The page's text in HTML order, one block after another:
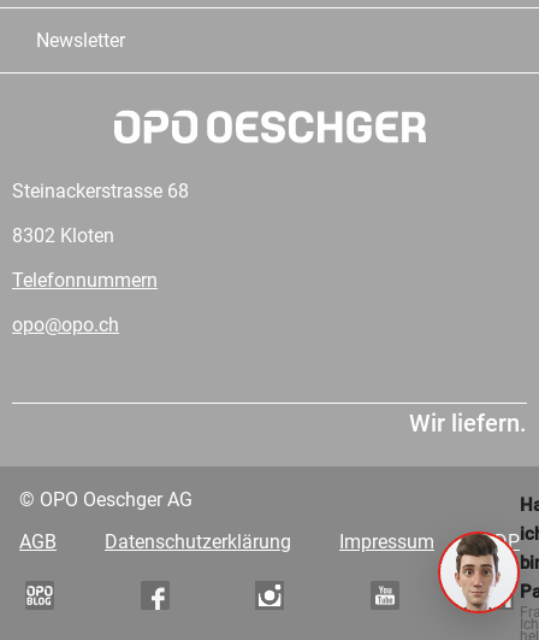
Newsletter
Steinackerstrasse 68
8302 Kloten
Telefonnummern
opo@opo.ch
Wir liefern.
© OPO Oeschger AG
AGB
Datenschutzerklärung Impressum VDP
Ich